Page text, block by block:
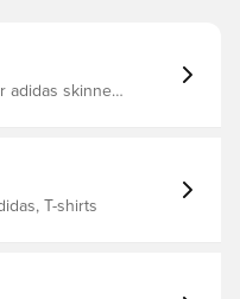
adidas skinne
Almindelig
T-shirts